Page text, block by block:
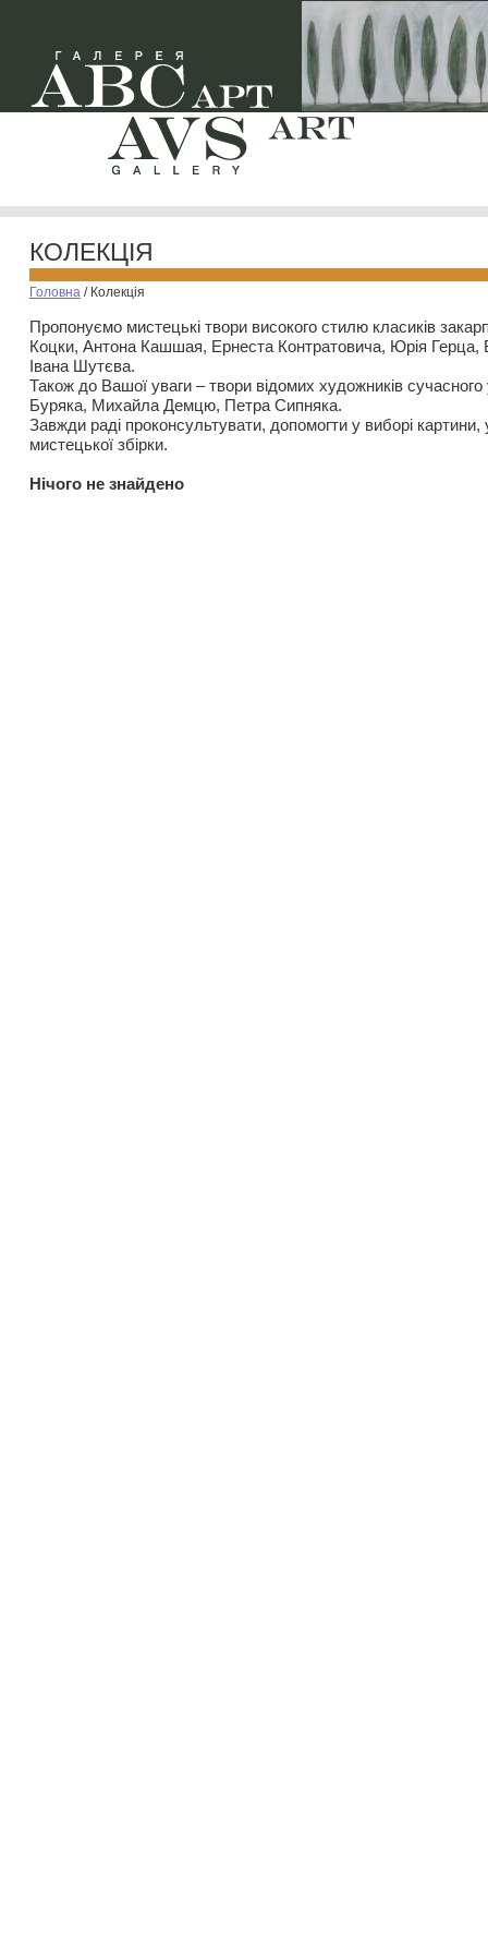
КОЛЕКЦІЯ
Головна / Колекція
Пропонуємо мистецькі твори високого стилю класиків
Коцки, Антона Кашшая, Ернеста Контратовича, Юрія
Івана Шутєва.
Також до Вашої уваги – твори відомих художників
Буряка, Михайла Демцю, Петра Сипняка.
Завжди раді проконсультувати, допомогти у виборі картини,
мистецької збірки.
Нiчого не знайдено